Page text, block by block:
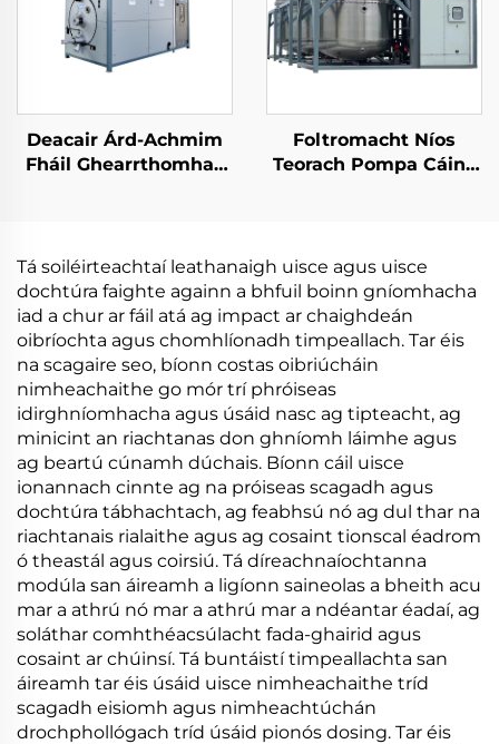
Deacair Árd-Achmim
Fháil Ghearrthomhas
Thraithe Bia Foibhrithe
Foltromacht Níos
Teorach Pompa Cáine
Fhada
Tá soiléirteachtaí leathanaigh uisce agus uisce
dochtúra faighte againn a bhfuil boinn gníomhacha
iad a chur ar fáil atá ag impact ar chaighdeán
oibríochta agus chomhlíonadh timpeallach. Tar éis
na scagaire seo, bíonn costas oibriúcháin
nimheachaithe go mór trí phróiseas
idirghníomhacha agus úsáid nasc ag tipteacht, ag
minicint an riachtanas don ghníomh láimhe agus
ag beartú cúnamh dúchais. Bíonn cáil uisce
ionannach cinnte ag na próiseas scagadh agus
dochtúra tábhachtach, ag feabhsú nó ag dul thar na
riachtanais rialaithe agus ag cosaint tionscal éadrom
ó theastál agus coirsiú. Tá díreachnaíochtanna
modúla san áireamh a ligíonn saineolas a bheith acu
mar a athrú nó mar a athrú mar a ndéantar éadaí, ag
soláthar comhthéacsúlacht fada-ghairid agus
cosaint ar chúinsí. Tá buntáistí timpeallachta san
áireamh tar éis úsáid uisce nimheachaithe tríd
scagadh eisiomh agus nimheachtúchán
drochphollógach tríd úsáid pionós dosing. Tar éis